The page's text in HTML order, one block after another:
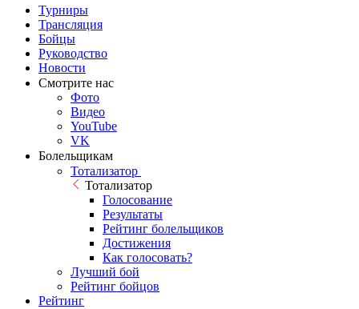
Турниры
Трансляция
Бойцы
Руководство
Новости
Смотрите нас
Фото
Видео
YouTube
VK
Болельщикам
Тотализатор
Тотализатор
Голосование
Результаты
Рейтинг болельщиков
Достижения
Как голосовать?
Лучший бой
Рейтинг бойцов
Рейтинг